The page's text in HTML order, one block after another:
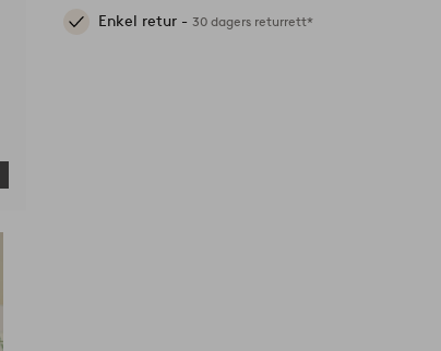
Enkel retur -30 dagers returrett*